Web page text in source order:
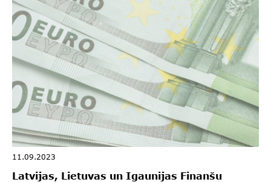
11.09.2023
Latvijas, Lietuvas un Igaunijas Finanšu